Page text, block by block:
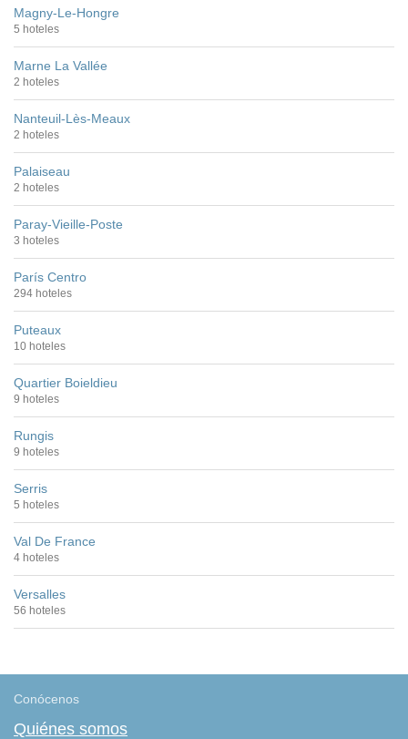
Magny-Le-Hongre
5 hoteles
Marne La Vallée
2 hoteles
Nanteuil-Lès-Meaux
2 hoteles
Palaiseau
2 hoteles
Paray-Vieille-Poste
3 hoteles
París Centro
294 hoteles
Puteaux
10 hoteles
Quartier Boieldieu
9 hoteles
Rungis
9 hoteles
Serris
5 hoteles
Val De France
4 hoteles
Versalles
56 hoteles
Conócenos
Quiénes somos